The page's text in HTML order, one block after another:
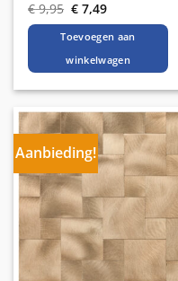
€9,95 Oorspronkelijke
prijs
€ 9,95.
€ 7,49Huidige
€ 7,49.
Toevoegen aan
winkelwagen
Aanbieding!